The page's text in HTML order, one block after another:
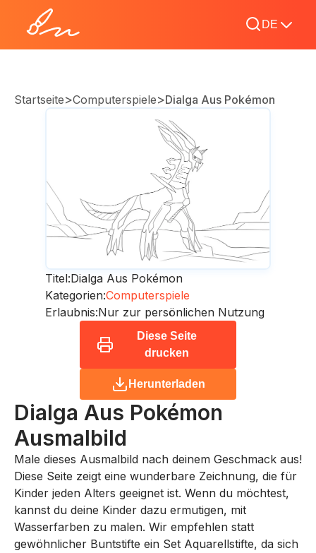
DE
Startseite>Computerspiele>Dialga Aus Pokémon
Titel:Dialga Aus Pokémon
Kategorien:Computerspiele
Erlaubnis:Nur zur persönlichen Nutzung
Diese Seite
drucken
Herunterladen
Dialga Aus Pokémon
Ausmalbild
Male dieses Ausmalbild nach deinem Geschmack aus!
Diese Seite zeigt eine wunderbare Zeichnung, die für
Kinder jeden Alters geeignet ist. Wenn du möchtest,
kannst du deine Kinder dazu ermutigen, mit
Wasserfarben zu malen. Wir empfehlen statt
gewöhnlicher Buntstifte ein Set Aquarellstifte, da sich